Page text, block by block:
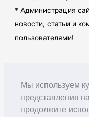
Мы используем
представления
продолжите
* Администрация
новости, статьи и
пользователями!
Copyright ©